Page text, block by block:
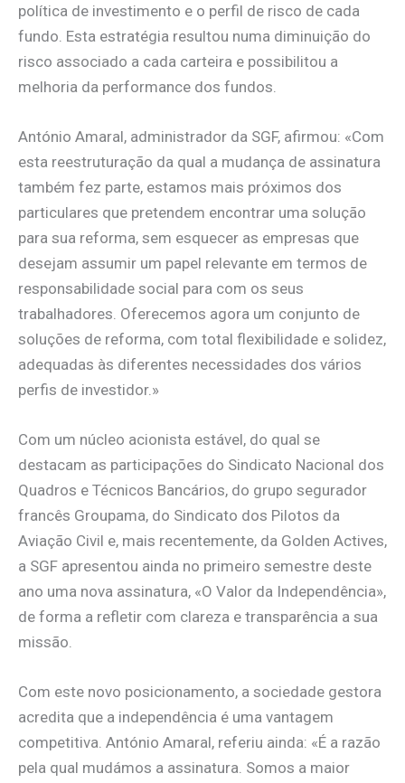
política de investimento e o perfil de risco de cada
fundo. Esta estratégia resultou numa diminuição do
risco associado a cada carteira e possibilitou a
melhoria da performance dos fundos.
António Amaral, administrador da SGF, afirmou: «Com
esta reestruturação da qual a mudança de assinatura
também fez parte, estamos mais próximos dos
particulares que pretendem encontrar uma solução
para sua reforma, sem esquecer as empresas que
desejam assumir um papel relevante em termos de
responsabilidade social para com os seus
trabalhadores. Oferecemos agora um conjunto de
soluções de reforma, com total flexibilidade e solidez,
adequadas às diferentes necessidades dos vários
perfis de investidor.»
Com um núcleo acionista estável, do qual se
destacam as participações do Sindicato Nacional dos
Quadros e Técnicos Bancários, do grupo segurador
francês Groupama, do Sindicato dos Pilotos da
Aviação Civil e, mais recentemente, da Golden Actives,
a SGF apresentou ainda no primeiro semestre deste
ano uma nova assinatura, «O Valor da Independência»,
de forma a refletir com clareza e transparência a sua
missão.
Com este novo posicionamento, a sociedade gestora
acredita que a independência é uma vantagem
competitiva. António Amaral, referiu ainda: «É a razão
pela qual mudámos a assinatura. Somos a maior